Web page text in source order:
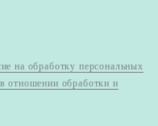
на обработку персональных
отношении обработки и